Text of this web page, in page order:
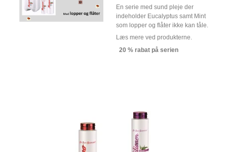
En serie med sund pleje der
indeholder Eucalyptus samt Mint
som lopper og flåter ikke kan tåle.
Læs mere ved produkterne.
20 % rabat på serien